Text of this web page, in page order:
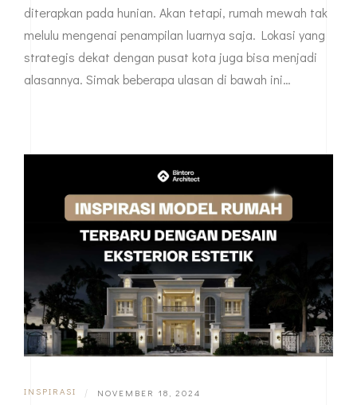
diterapkan pada hunian. Akan tetapi, rumah mewah tak
melulu mengenai penampilan luarnya saja. Lokasi yang
strategis dekat dengan pusat kota juga bisa menjadi
alasannya. Simak beberapa ulasan di bawah ini…
INSPIRASI | NOVEMBER 18, 2024